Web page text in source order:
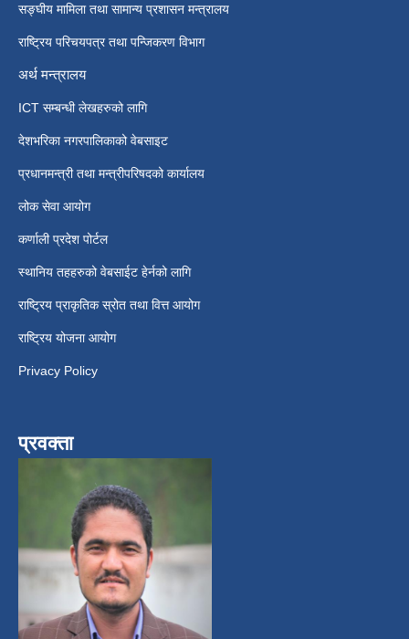
सङ्घीय मामिला तथा सामान्य प्रशासन मन्त्रालय
राष्ट्रिय परिचयपत्र तथा पन्जिकरण विभाग
अर्थ मन्त्रालय
ICT सम्बन्धी लेखहरुको लागि
देशभरिका नगरपालिकाको वेबसाइट
प्रधानमन्त्री तथा मन्त्रीपरिषदको कार्यालय
लोक सेवा आयोग
कर्णाली प्रदेश पोर्टल
स्थानिय तहहरुको वेबसाईट हेर्नको लागि
राष्ट्रिय प्राकृतिक स्रोत तथा वित्त आयोग
राष्ट्रिय योजना आयोग
Privacy Policy
प्रवक्ता